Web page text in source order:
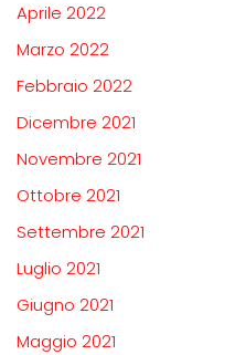
Aprile 2022
Marzo 2022
Febbraio 2022
Dicembre 2021
Novembre 2021
Ottobre 2021
Settembre 2021
Luglio 2021
Giugno 2021
Maggio 2021